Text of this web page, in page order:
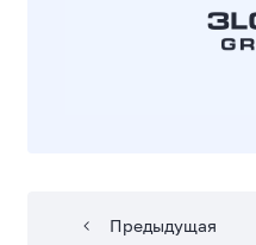
Предыдущая